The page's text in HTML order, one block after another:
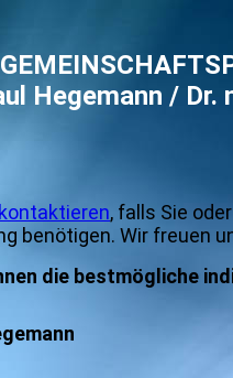
Hegemann / Dr.
kontaktieren, falls Sie
benötigen. Wir freuen
die bestmögliche